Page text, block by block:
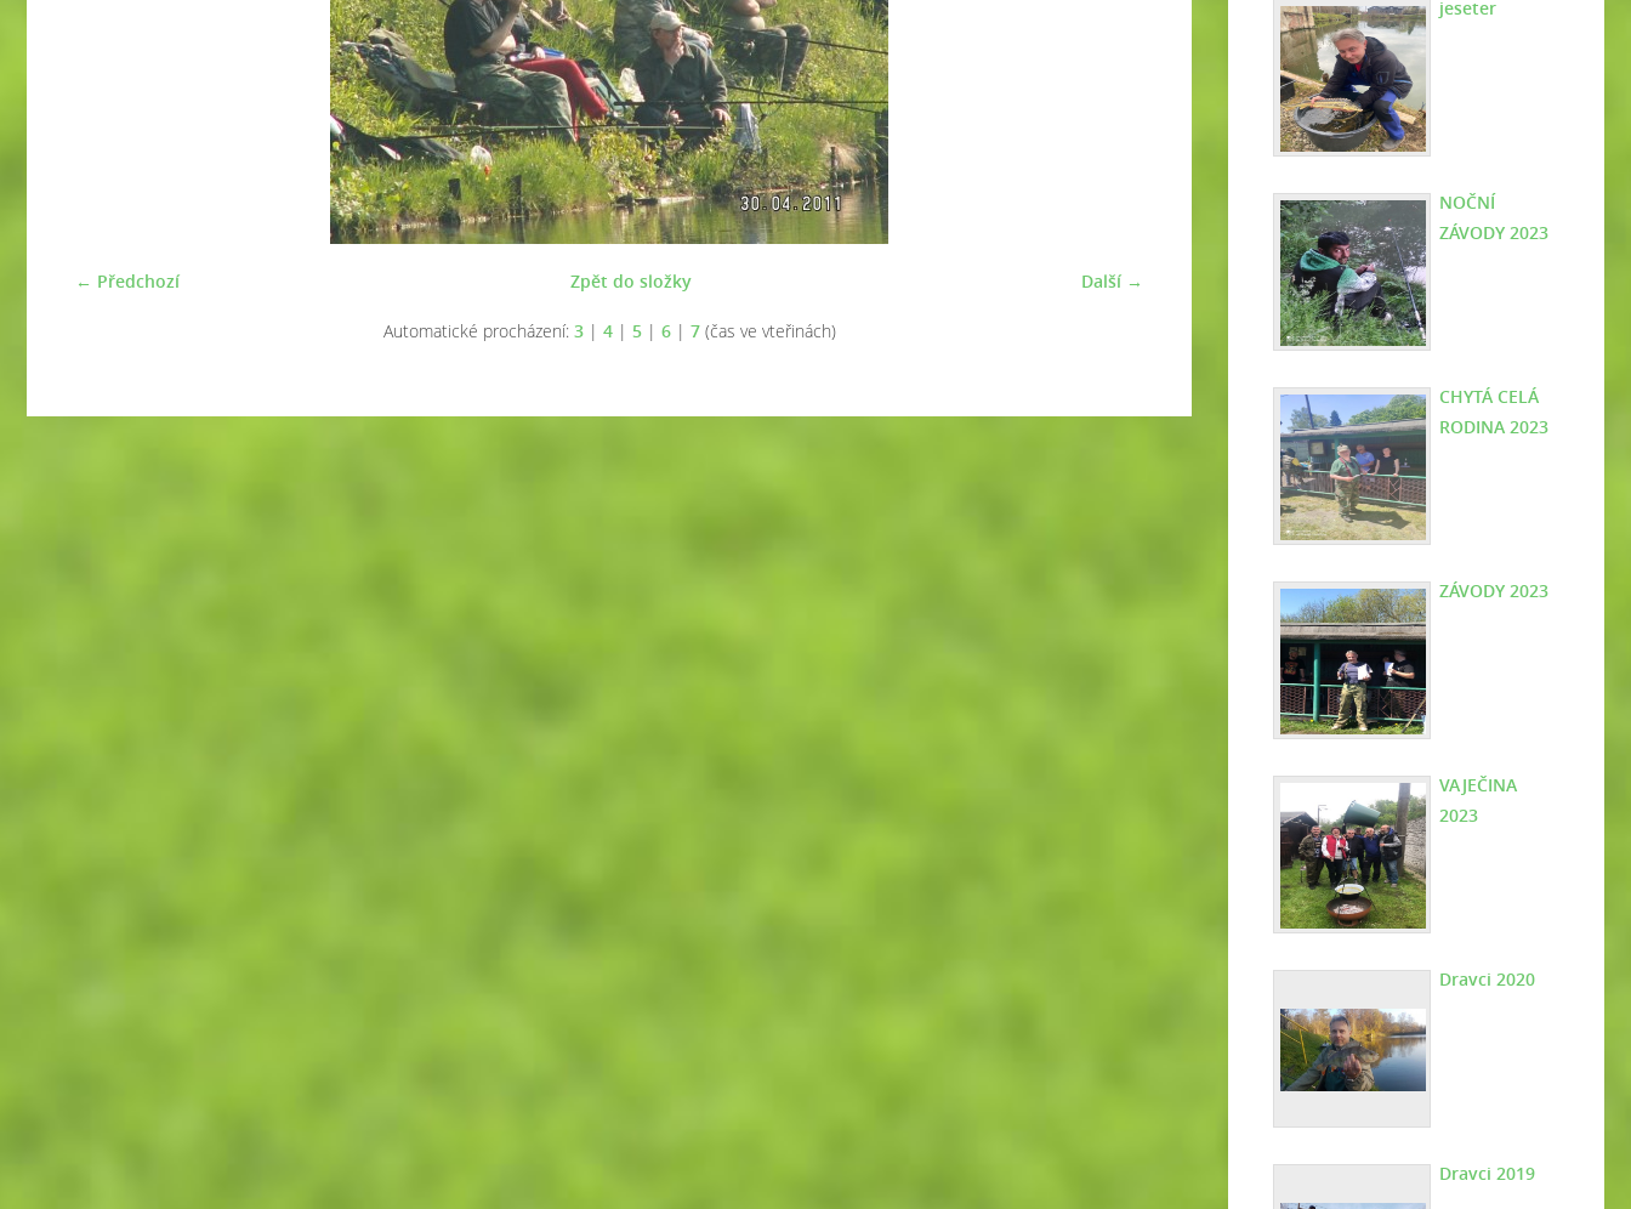
← Předchozí Další →
Zpět do složky
Automatické procházení: 3| 4| 5| 6| 7(čas ve vteřinách)
jeseter
NOČNÍ
ZÁVODY 2023
CHYTÁ CELÁ
RODINA 2023
ZÁVODY 2023
VAJEČINA
2023
Dravci 2020
Dravci 2019